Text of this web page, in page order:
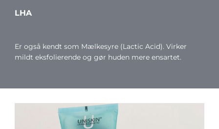
LHA
Er også kendt som Mælkesyre (Lactic Acid). Virker
mildt eksfolierende og gør huden mere ensartet.